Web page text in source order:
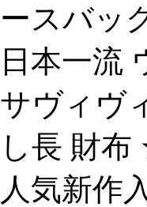
ースバッ
日本一流
サヴィヴ
し長 財
人気新作